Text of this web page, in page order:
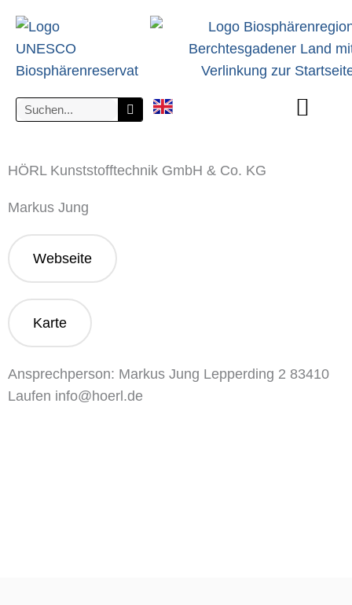
Inhalt
HÖRL Kunststofftechnik GmbH & Co. KG
Markus Jung
Webseite
Karte
Ansprechperson: Markus Jung Lepperding 2 83410
Laufen info@hoerl.de